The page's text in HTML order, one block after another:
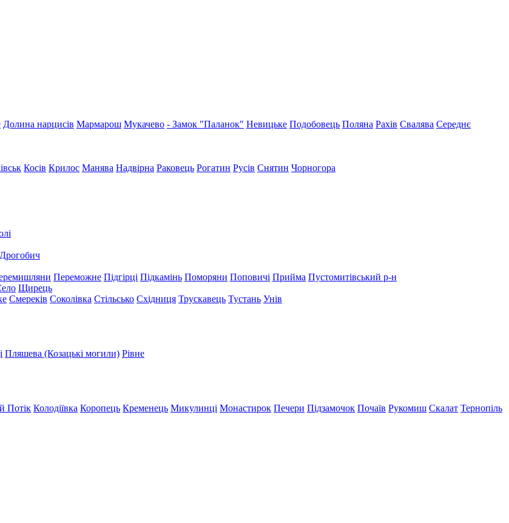
Долина нарцисів Мармарош Мукачево - Замок "Паланок" Невицьке Подобовець Поляна Рахів Свалява Середнє
Косів Крилос Манява Надвірна Раковець Рогатин Русів Снятин Чорногора
Дрогобич
Переможне Підгірці Підкамінь Поморяни Поповичі Прийма Пустомитівський р-н
Щирець
Смереків Соколівка Стільсько Східниця Трускавець Тустань Унів
Пляшева (Козацькі могили) Рівне
Потік Колодіївка Коропець Кременець Микулинці Монастирок Печери Підзамочок Почаїв Рукомиш Скалат Тернопіль